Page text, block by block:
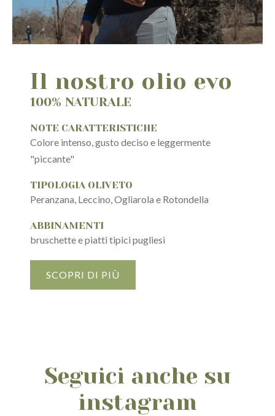
Il nostro olio evo
100% NATURALE
NOTE CARATTERISTICHE
Colore intenso, gusto deciso e leggermente
"piccante"
TIPOLOGIA OLIVETO
Peranzana, Leccino, Ogliarola e Rotondella
ABBINAMENTI
bruschette e piatti tipici pugliesi
SCOPRI DI PIÙ
Seguici anche su
instagram